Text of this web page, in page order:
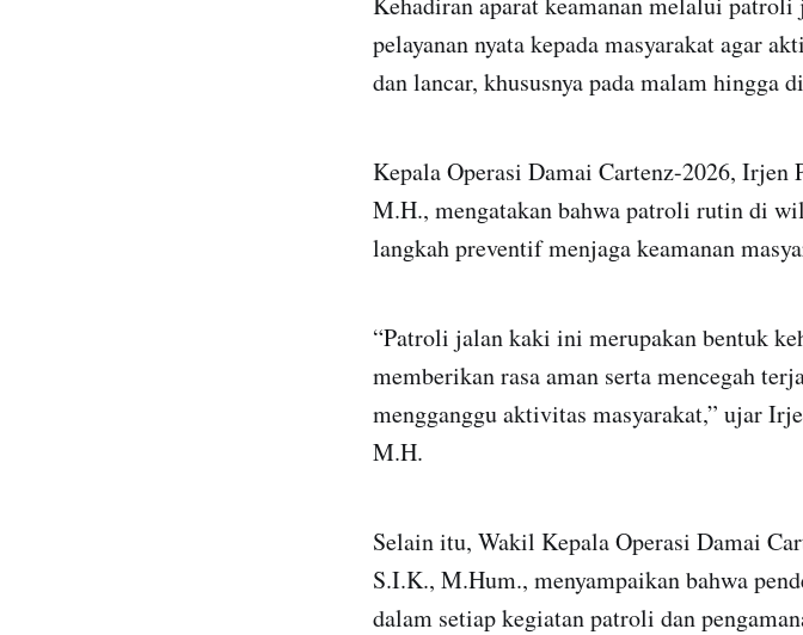
pelayanan nyata kepada masyarakat agar
dan lancar, khususnya pada malam hingga
Kepala Operasi Damai Cartenz-2026, Irjen
M.H., mengatakan bahwa patroli rutin di
langkah preventif menjaga keamanan
“Patroli jalan kaki ini merupakan bentuk
memberikan rasa aman serta mencegah
mengganggu aktivitas masyarakat,” ujar
M.H.
Selain itu, Wakil Kepala Operasi Damai
S.I.K., M.Hum., menyampaikan bahwa
dalam setiap kegiatan patroli dan